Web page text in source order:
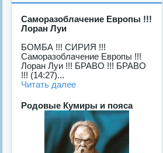
Саморазоблачение Европы !!!
Лоран Луи
БОМБА !!! СИРИЯ !!!
Саморазоблачение Европы !!!
Лоран Луи !!! БРАВО !!! БРАВО
!!! (14:27)...
Читать далее
Родовые Кумиры и пояса